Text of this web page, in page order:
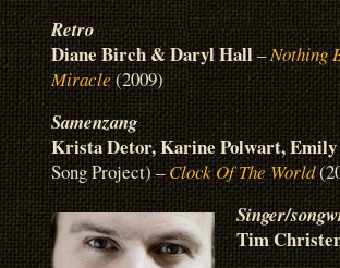
Retro
Diane Birch & Daryl Hall–Nothing
Miracle(2009)
Samenzang
Krista Detor, Karine Polwart,
Song Project) –Clock Of The World
Singer/
Tim